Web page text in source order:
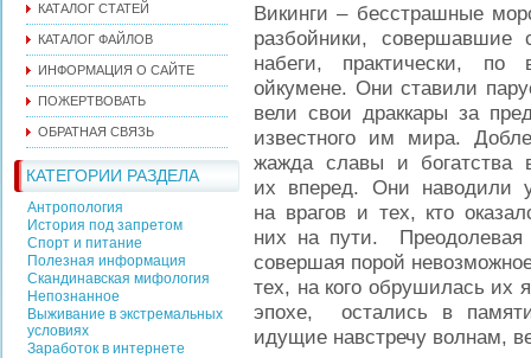
КАТАЛОГ СТАТЕЙ
КАТАЛОГ ФАЙЛОВ
ИНФОРМАЦИЯ О САЙТЕ
ПОЖЕРТВОВАТЬ
ОБРАТНАЯ СВЯЗЬ
КАТЕГОРИИ РАЗДЕЛА
Антропология
История под запретом
Спорт и питание
Полезная информация
Скандинавская мифология
Непознанное
Выживание в экстремальных
условиях
Заработок в интернете
Викинги – бесстрашные
разбойники, совершавшие
набеги, практически, по
ойкумене. Они ставили
вели свои драккары за
известного им мира.
жажда славы и богатства
их вперед. Они наводили
на врагов и тех, кто
них на пути. Преодолевая
совершая порой
тех, на кого обрушилась их
эпохе, остались в
идущие навстречу волнам,